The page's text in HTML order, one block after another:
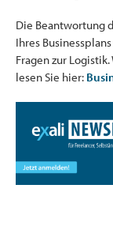
Die Beantwortung
Ihres
Fragen zur
lesen Sie hier: